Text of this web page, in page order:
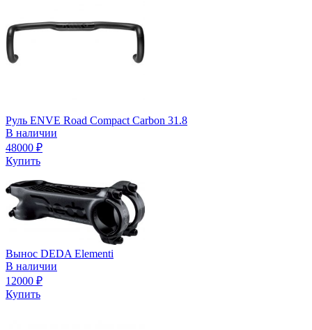
Руль ENVE Road Compact Carbon 31.8
В наличии
48000 ₽
Купить
Вынос DEDA Elementi
В наличии
12000 ₽
Купить